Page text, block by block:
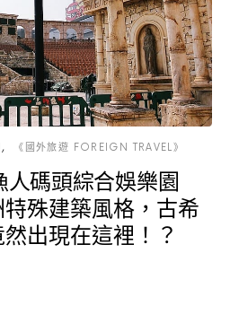
《國外旅遊 FOREIGN TRAVEL》
人碼頭綜合娛樂園
殊建築風格，古希
出現在這裡！？